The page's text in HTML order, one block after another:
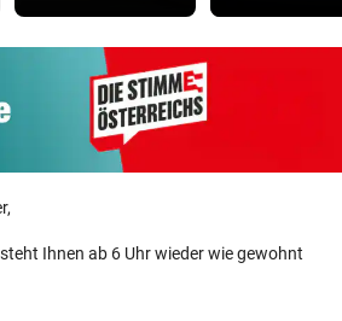
Ihnen ab 6 Uhr wieder wie gewohnt